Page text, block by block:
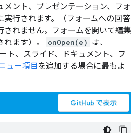
メント、プレゼンテーション、フォ
実行されます。（フォームへの回答
されません。フォームを開いて編集
れます）。
onOpen(e) は、
ト、スライド、ドキュメント、フ
ュー項目を追加する場合に最もよ
GitHub で表示